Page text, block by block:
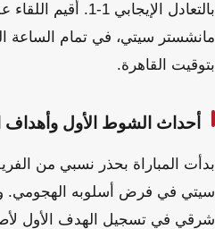
بالتعادل الإيجابي 1-
مانشستر سيتي، في تمام الساعة
بتوقيت القاهرة.
أحداث الشوط الأول وأهداف
بدأت المباراة بحذر نسبي من
شرقي في تسجيل الهدف الأول